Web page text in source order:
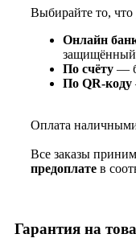
Выбирайте то, что
Онлайн
По счёту —
По QR‑коду
Оплата
Все заказы
предоплате в
Гарантия на